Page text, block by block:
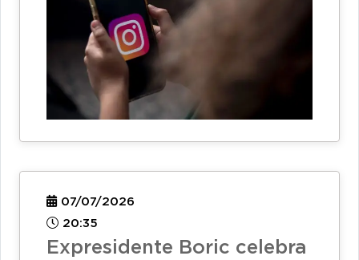
07/07/2026
20:35
Expresidente Boric celebra